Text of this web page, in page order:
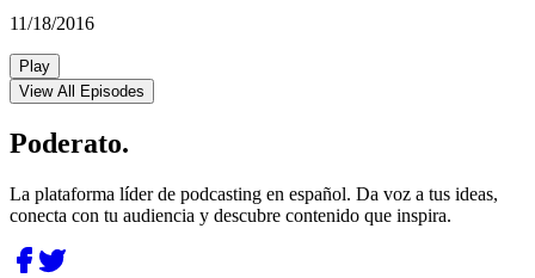
11/18/2016
Play
View All Episodes
Poderato.
La plataforma líder de podcasting en español. Da voz a tus ideas,
conecta con tu audiencia y descubre contenido que inspira.